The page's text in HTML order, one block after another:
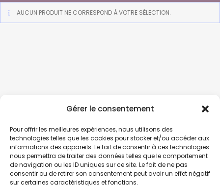
Gérer le consentement
Pour offrir les meilleures expériences, nous utilisons des
technologies telles que les cookies pour stocker et/ou accéder aux
informations des appareils. Le fait de consentir à ces technologies
nous permettra de traiter des données telles que le comportement
de navigation ou les ID uniques sur ce site. Le fait de ne pas
consentir ou de retirer son consentement peut avoir un effet négatif
sur certaines caractéristiques et fonctions.
AUCUN PRODUIT NE CORRESPOND À VOTRE SÉLECTION.